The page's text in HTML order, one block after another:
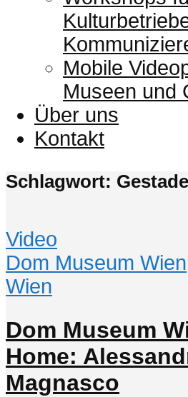
Mobile
Museen und
Über uns
Kontakt
Schlagwort:
Video
Dom Museum Wien
Wien
Dom Museum
Home:
Magnasco